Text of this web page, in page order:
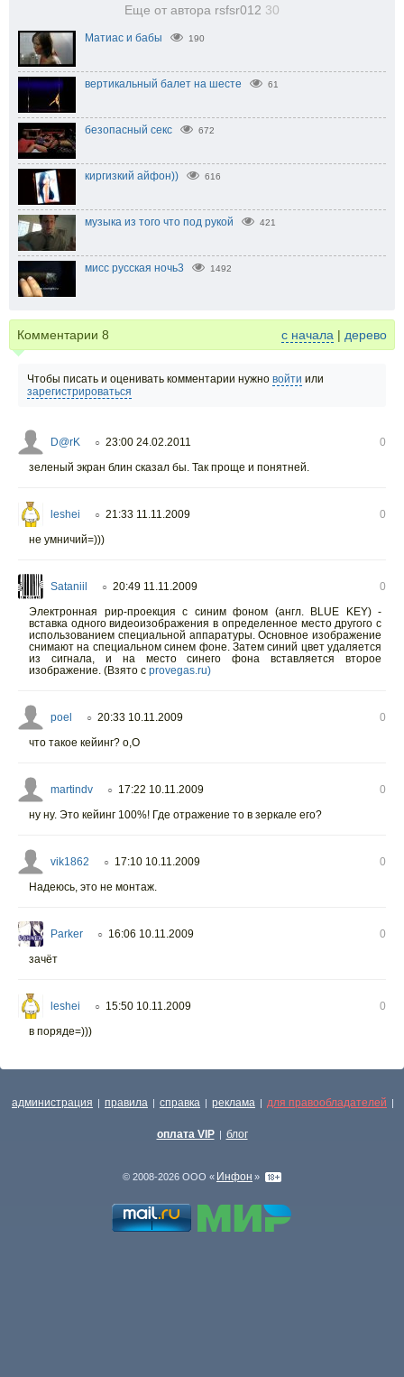
Еще от автора rsfsr012 30
Матиас и бабы 190
вертикальный балет на шесте 61
безопасный секс 672
киргизкий айфон)) 616
музыка из того что под рукой 421
мисс русская ночь3 1492
Комментарии 8 с начала | дерево
Чтобы писать и оценивать комментарии нужно войти или
зарегистрироваться
D@rK ○ 23:00 24.02.2011
0
зеленый экран блин сказал бы. Так проще и понятней.
leshei ○ 21:33 11.11.2009
0
не умничий=)))
Sataniil ○ 20:49 11.11.2009
0
Электронная рир-проекция с синим фоном (англ. BLUE KEY) -
вставка одного видеоизображения в определенное место другого с
использованием специальной аппаратуры. Основное изображение
снимают на специальном синем фоне. Затем синий цвет удаляется
из сигнала, и на место синего фона вставляется второе
изображение. (Взято с provegas.ru)
poel ○ 20:33 10.11.2009
0
что такое кейинг? о,О
martindv ○ 17:22 10.11.2009
0
ну ну. Это кейинг 100%! Где отражение то в зеркале его?
vik1862 ○ 17:10 10.11.2009
0
Надеюсь, это не монтаж.
Parker ○ 16:06 10.11.2009
0
зачёт
leshei ○ 15:50 10.11.2009
0
в поряде=)))
администрация | правила | справка | реклама | для правообладателей |
оплата VIP | блог
© 2008-2026 ООО « Инфон »